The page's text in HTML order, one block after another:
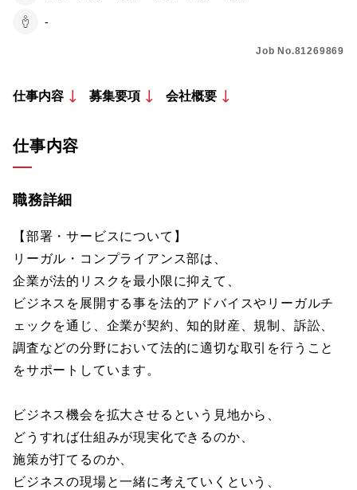
-
Job No.81269869
仕事内容 募集要項 会社概要
仕事内容
職務詳細
【部署・サービスについて】
リーガル・コンプライアンス部は、
企業が法的リスクを最小限に抑えて、
ビジネスを展開する事を法的アドバイスやリーガルチ
ェックを通じ、企業が契約、知的財産、規制、訴訟、
調査などの分野において法的に適切な取引を行うこと
をサポートしています。
ビジネス機会を拡大させるという見地から、
どうすれば仕組みが現実化できるのか、
施策が打てるのか、
ビジネスの現場と一緒に考えていくという、